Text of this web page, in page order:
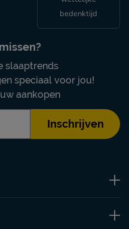
bedenktijd
slaaptrends
speciaal voor jou!
aankopen
Inschrijven